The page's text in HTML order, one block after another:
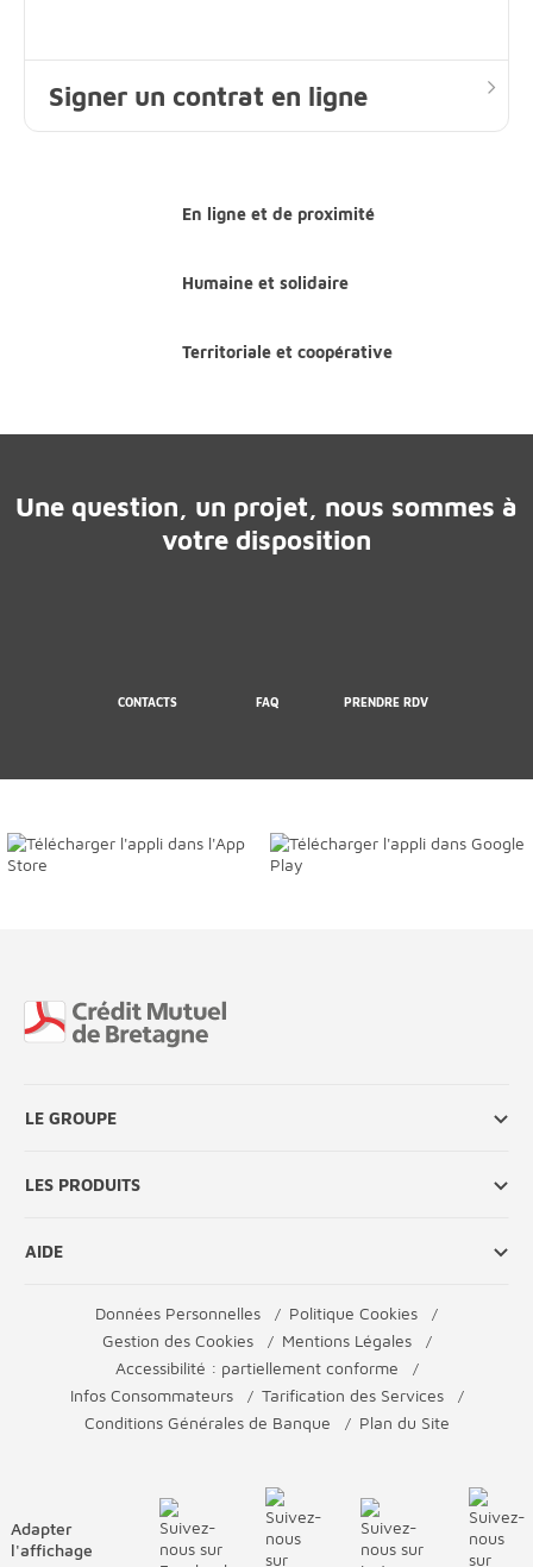
Signer un contrat en ligne
En ligne et de proximité
Humaine et solidaire
Territoriale et coopérative
Une question, un projet, nous sommes à
votre disposition
CONTACTS FAQ PRENDRE RDV
LE GROUPE
LES PRODUITS
AIDE
Données Personnelles
Politique Cookies
Gestion des Cookies
Mentions Légales
Accessibilité : partiellement conforme
Infos Consommateurs
Tarification des Services
Conditions Générales de Banque
Plan du Site
Adapter
l'affichage
Fin de page